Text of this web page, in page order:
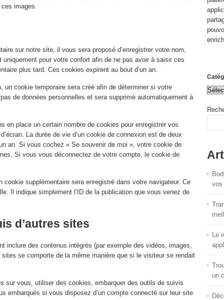
images.
sur notre site, il vous sera proposé d’enregistrer votre nom,
pour votre confort afin de ne pas avoir à saisir ces
plus tard. Ces cookies expirent au bout d’un an.
cookie temporaire sera créé afin de déterminer si votre
de données personnelles et sera supprimé automatiquement à
en place un certain nombre de cookies pour enregistrer vos
La durée de vie d’un cookie de connexion est de deux
an. Si vous cochez « Se souvenir de moi », votre cookie de
Si vous vous déconnectez de votre compte, le cookie de
supplémentaire sera enregistré dans votre navigateur. Ce
Il indique simplement l’ID de la publication que vous venez de
d’autres sites
inclure des contenus intégrés (par exemple des vidéos, images,
se comporte de la même manière que si le visiteur se rendait
sur vous, utiliser des cookies, embarquer des outils de suivis
embarqués si vous disposez d’un compte connecté sur leur site
vos
Le
un